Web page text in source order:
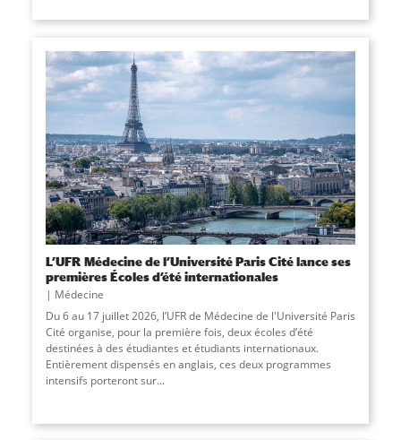
L’UFR Médecine de l’Université Paris Cité lance ses
premières Écoles d’été internationales
Médecine
Du 6 au 17 juillet 2026, l’UFR de Médecine de l'Université Paris
Cité organise, pour la première fois, deux écoles d’été
destinées à des étudiantes et étudiants internationaux.
Entièrement dispensés en anglais, ces deux programmes
intensifs porteront sur...